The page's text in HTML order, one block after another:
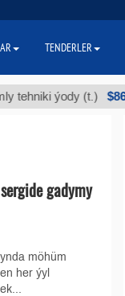
ýody (t.) $86 000
gadymy
möhüm
her ýyl
TENDERLER